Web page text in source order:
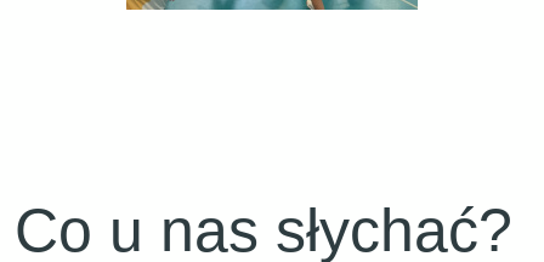
Co u nas słychać?